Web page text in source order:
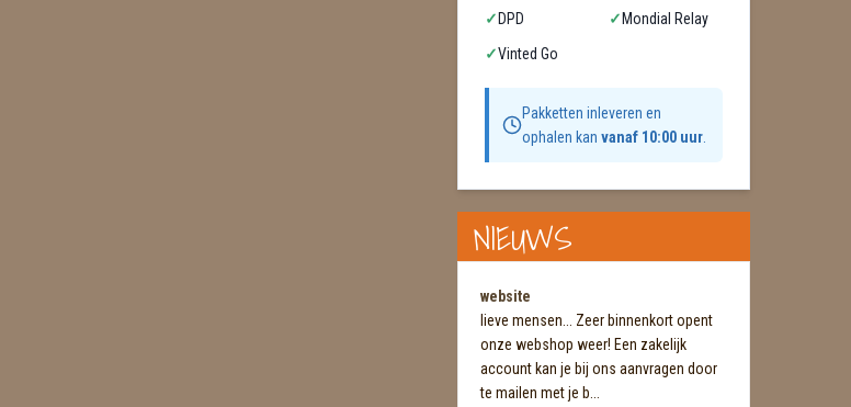
✓ DPD ✓ Mondial Relay
✓Vinted Go
Pakketten inleveren en
ophalen kan vanaf 10:00 uur.
NIEUWS
website
lieve mensen... Zeer binnenkort opent
onze webshop weer! Een zakelijk
account kan je bij ons aanvragen door
te mailen met je b...